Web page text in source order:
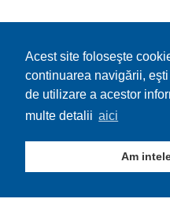
Acest site foloseşte
continuarea navigării,
de utilizare a acestor
multe detalii aici
Am